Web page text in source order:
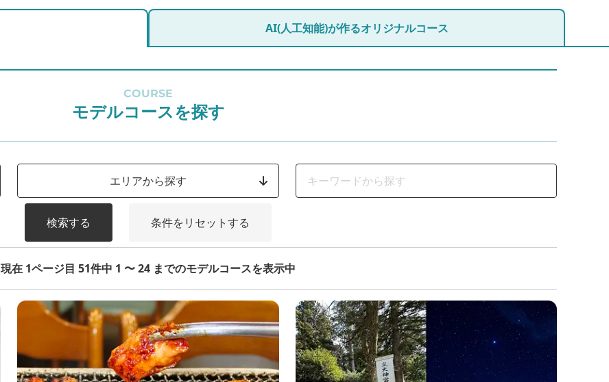
AI(人工知能)が作るオリジナルコース
COURSE
モデルコースを探す
エリアから探す
検索する 条件をリセットする
現在 1ページ目 51件中 1 〜 24 までのモデルコースを表示中